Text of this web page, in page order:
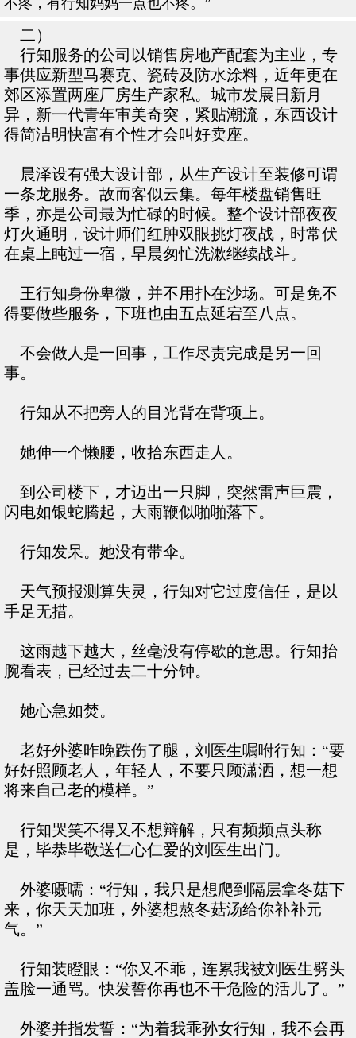
不疼，有行知妈妈一点也不疼。”
二）
行知服务的公司以销售房地产配套为主业，专
事供应新型马赛克、瓷砖及防水涂料，近年更在
郊区添置两座厂房生产家私。城市发展日新月
异，新一代青年审美奇突，紧贴潮流，东西设计
得简洁明快富有个性才会叫好卖座。
晨泽设有强大设计部，从生产设计至装修可谓
一条龙服务。故而客似云集。每年楼盘销售旺
季，亦是公司最为忙碌的时候。整个设计部夜夜
灯火通明，设计师们红肿双眼挑灯夜战，时常伏
在桌上盹过一宿，早晨匆忙洗漱继续战斗。
王行知身份卑微，并不用扑在沙场。可是免不
得要做些服务，下班也由五点延宕至八点。
不会做人是一回事，工作尽责完成是另一回
事。
行知从不把旁人的目光背在背项上。
她伸一个懒腰，收拾东西走人。
到公司楼下，才迈出一只脚，突然雷声巨震，
闪电如银蛇腾起，大雨鞭似啪啪落下。
行知发呆。她没有带伞。
天气预报测算失灵，行知对它过度信任，是以
手足无措。
这雨越下越大，丝毫没有停歇的意思。行知抬
腕看表，已经过去二十分钟。
她心急如焚。
老好外婆昨晚跌伤了腿，刘医生嘱咐行知：“要
好好照顾老人，年轻人，不要只顾潇洒，想一想
将来自己老的模样。”
行知哭笑不得又不想辩解，只有频频点头称
是，毕恭毕敬送仁心仁爱的刘医生出门。
外婆嗫嚅：“行知，我只是想爬到隔层拿冬菇下
来，你天天加班，外婆想熬冬菇汤给你补补元
气。”
行知装瞪眼：“你又不乖，连累我被刘医生劈头
盖脸一通骂。快发誓你再也不干危险的活儿了。”
外婆并指发誓：“为着我乖孙女行知，我不会再